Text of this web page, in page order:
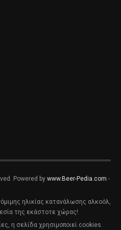
Powered by www.Beer-Pedia.com -
ηλικίας κατανάλωσης αλκοόλ,
της εκάστοτε χώρας!
η σελίδα χρησιμοποιεί cookies.